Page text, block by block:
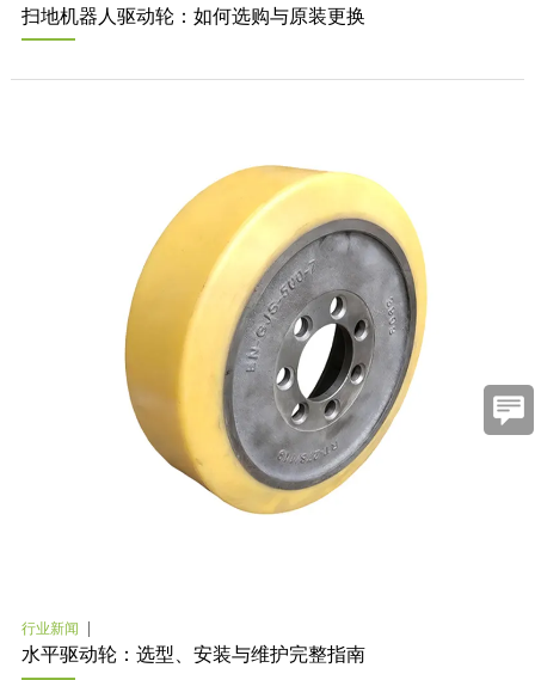
扫地机器人驱动轮：如何选购与原装更换
行业新闻
水平驱动轮：选型、安装与维护完整指南